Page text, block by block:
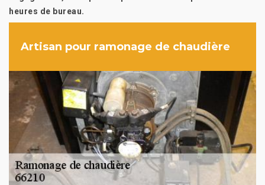
heures de bureau.
Artisan pour ramonage de chaudière